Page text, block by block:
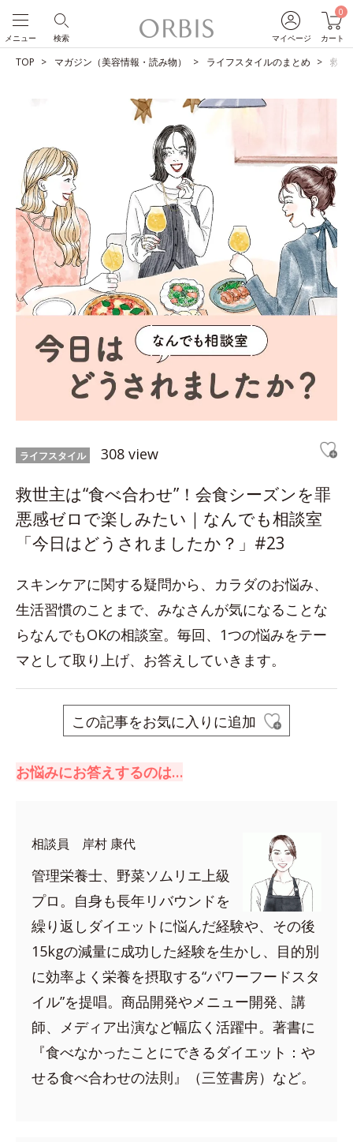
マイページ
0
カート
検索
メニュー
TOP マガジン（美容情報・読み物） ライフスタイルのまとめ 救世
ライフスタイル 308 view
救世主は“食べ合わせ”！会食シーズンを罪
悪感ゼロで楽しみたい｜なんでも相談室
「今日はどうされましたか？」#23
スキンケアに関する疑問から、カラダのお悩み、
生活習慣のことまで、みなさんが気になることな
らなんでもOKの相談室。毎回、1つの悩みをテー
マとして取り上げ、お答えしていきます。
この記事をお気に入りに追加
お悩みにお答えするのは…
相談員 岸村 康代
管理栄養士、野菜ソムリエ上級
プロ。自身も長年リバウンドを
繰り返しダイエットに悩んだ経験や、その後
15kgの減量に成功した経験を生かし、目的別
に効率よく栄養を摂取する“パワーフードスタ
イル”を提唱。商品開発やメニュー開発、講
師、メディア出演など幅広く活躍中。著書に
『食べなかったことにできるダイエット：や
せる食べ合わせの法則』（三笠書房）など。